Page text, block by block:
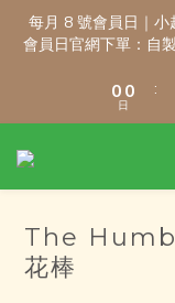
每月 8 號會員日｜
會員日官網下單：自
3
2
0
3
2
0
日
:
每月 8 號會員日｜
會員日官網下單：自
3
2
0
3
2
0
日
:
99
The
花棒